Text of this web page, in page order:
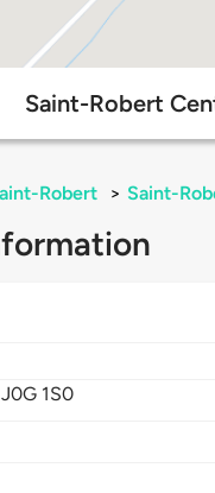
Saint-Robert
Robert > Saint-
J0G 1S0